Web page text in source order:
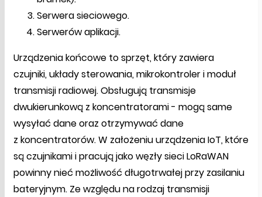
Serwera sieciowego.
Serwerów aplikacji.
Urządzenia końcowe to sprzęt, który zawiera
czujniki, układy sterowania, mikrokontroler i moduł
transmisji radiowej. Obsługują transmisje
dwukierunkową z koncentratorami - mogą same
wysyłać dane oraz otrzymywać dane
z koncentratorów. W założeniu urządzenia IoT, które
są czujnikami i pracują jako węzły sieci LoRaWAN
powinny nieć możliwość długotrwałej przy zasilaniu
bateryjnym. Ze względu na rodzaj transmisji